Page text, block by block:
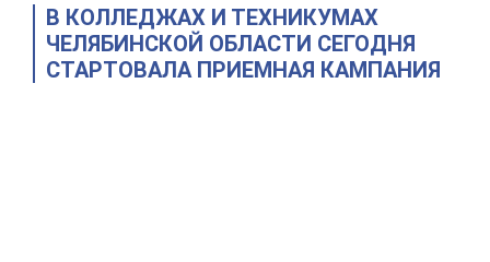
В КОЛЛЕДЖАХ И ТЕХНИКУМАХ
ЧЕЛЯБИНСКОЙ ОБЛАСТИ СЕГОДНЯ
СТАРТОВАЛА ПРИЕМНАЯ КАМПАНИЯ